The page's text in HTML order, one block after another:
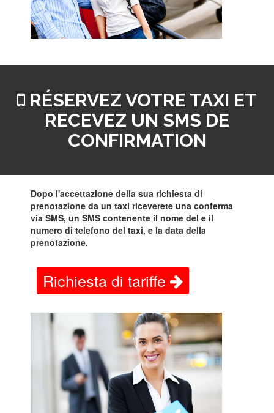
RÉSERVEZ VOTRE TAXI ET
RECEVEZ UN SMS DE
CONFIRMATION
Dopo l'accettazione della sua richiesta di
prenotazione da un taxi riceverete una conferma
via SMS, un SMS contenente il nome del e il
numero di telefono del taxi, e la data della
prenotazione.
Richiesta di tariffe